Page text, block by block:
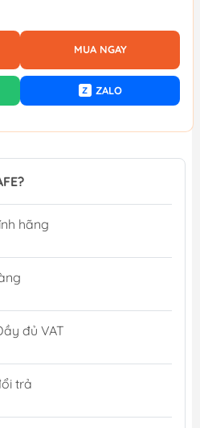
MUA NGAY
Z ZALO
hãng
đủ VAT
trả